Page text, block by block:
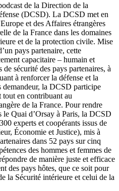
de la Direction de la
(DCSD). La DCSD met en
et des Affaires étrangères
de la France dans les domaines
et de la protection civile. Mise
pays partenaire, cette
capacitaire – humain et
sécurité des pays partenaires, à
à renforcer la défense et la
demandeur, la DCSD participe
tout en contribuant au
de la France. Pour rendre
le Quai d’Orsay à Paris, la DCSD
experts et coopérants issus de
Économie et Justice), mis à
dans 52 pays sur cinq
des hommes et femmes de
de manière juste et efficace
des pays hôtes, que ce soit pour
la Sécurité intérieure et celui de la